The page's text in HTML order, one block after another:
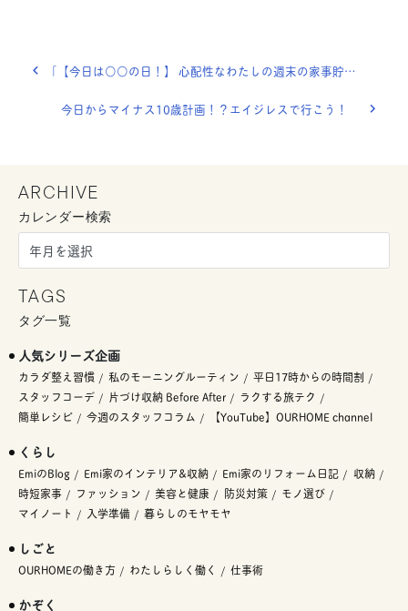
「【今日は○○の日！】 心配性なわたしの週末の家事貯金」OURHOME WEB LETTER
今日からマイナス10歳計画！？エイジレスで行こう！
ARCHIVE
カレンダー検索
TAGS
タグ一覧
人気シリーズ企画
カラダ整え習慣 私のモーニングルーティン
平日17時からの時間割
スタッフコーデ
片づけ収納 Before After
ラクする旅テク
簡単レシピ
今週のスタッフコラム 【YouTube】OURHOME channel
くらし
EmiのBlog Emi家のインテリア&収納 Emi家のリフォーム日記
収納
時短家事
ファッション 美容と健康 防災対策
モノ選び
マイノート
入学準備 暮らしのモヤモヤ
しごと
OURHOMEの働き方 わたしらしく働く 仕事術
かぞく